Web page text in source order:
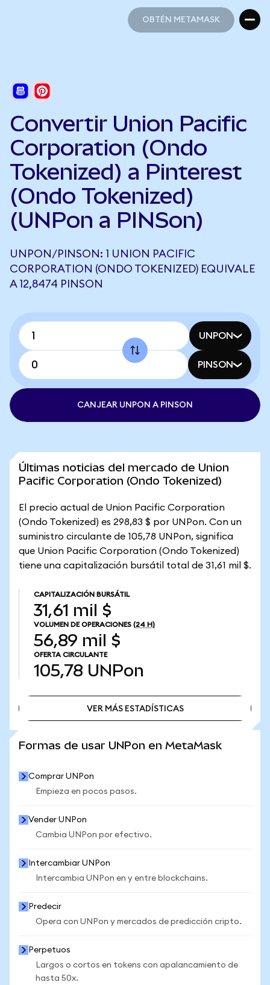
OBTÉN METAMASK
Convertir Union Pacific
Corporation (Ondo
Tokenized) a Pinterest
(Ondo Tokenized)
(UNPon a PINSon)
UNPON/PINSON: 1 UNION PACIFIC
CORPORATION (ONDO TOKENIZED) EQUIVALE
A 12,8474 PINSON
UNPON
PINSON
CANJEAR UNPON A PINSON
Últimas noticias del mercado de Union
Pacific Corporation (Ondo Tokenized)
El precio actual de Union Pacific Corporation
(Ondo Tokenized) es 298,83 $ por UNPon. Con un
suministro circulante de 105,78 UNPon, significa
que Union Pacific Corporation (Ondo Tokenized)
tiene una capitalización bursátil total de 31,61 mil $.
CAPITALIZACIÓN BURSÁTIL
31,61 mil $
VOLUMEN DE OPERACIONES (24 H)
56,89 mil $
OFERTA CIRCULANTE
105,78 UNPon
VER MÁS ESTADÍSTICAS
Formas de usar UNPon en MetaMask
Comprar UNPon
Empieza en pocos pasos.
Vender UNPon
Cambia UNPon por efectivo.
Intercambiar UNPon
Intercambia UNPon en y entre blockchains.
Predecir
Opera con UNPon y mercados de predicción cripto.
Perpetuos
Largos o cortos en tokens con apalancamiento de
hasta 50x.